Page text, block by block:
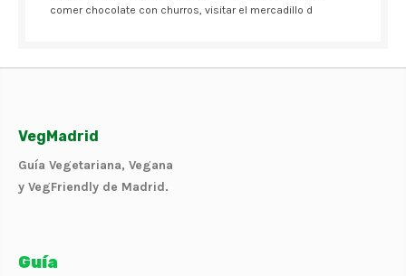
comer chocolate con churros, visitar el mercadillo d
VegMadrid
Guía Vegetariana, Vegana
y VegFriendly de Madrid.
Guía